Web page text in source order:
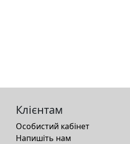
Клієнтам
Особистий кабінет
Напишіть нам